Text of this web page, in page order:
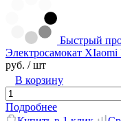
Быстрый
Электросамокат
руб. / шт
В корзину
Подробнее